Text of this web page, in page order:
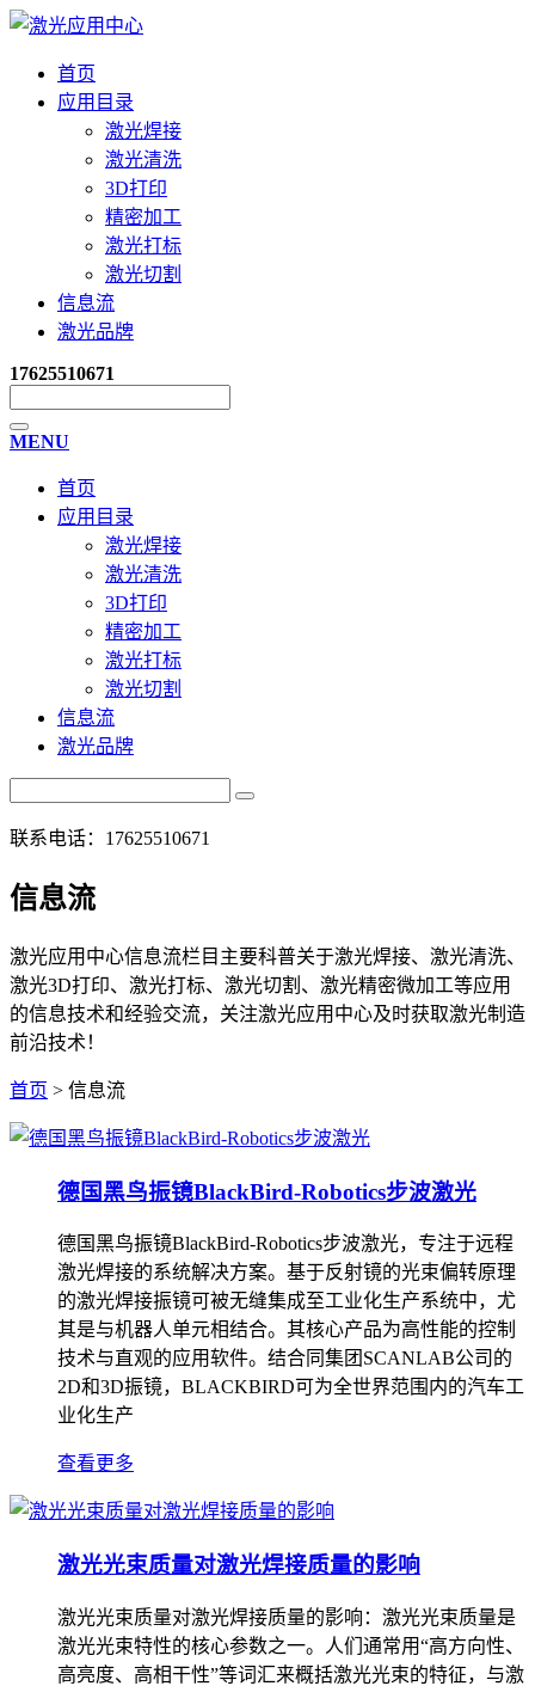
首页
应用目录
激光焊接
激光清洗
3D打印
精密加工
激光打标
激光切割
信息流
激光品牌
17625510671
MENU
首页
应用目录
激光焊接
激光清洗
3D打印
精密加工
激光打标
激光切割
信息流
激光品牌
联系电话：17625510671
信息流
激光应用中心信息流栏目主要科普关于激光焊接、激光清洗、
激光3D打印、激光打标、激光切割、激光精密微加工等应用
的信息技术和经验交流，关注激光应用中心及时获取激光制造
前沿技术！
首页 > 信息流
德国黑鸟振镜BlackBird-Robotics步波激光
德国黑鸟振镜BlackBird-Robotics步波激光，专注于远程
激光焊接的系统解决方案。基于反射镜的光束偏转原理
的激光焊接振镜可被无缝集成至工业化生产系统中，尤
其是与机器人单元相结合。其核心产品为高性能的控制
技术与直观的应用软件。结合同集团SCANLAB公司的
2D和3D振镜，BLACKBIRD可为全世界范围内的汽车工
业化生产
查看更多
激光光束质量对激光焊接质量的影响
激光光束质量对激光焊接质量的影响：激光光束质量是
激光光束特性的核心参数之一。人们通常用“高方向性、
高亮度、高相干性”等词汇来概括激光光束的特征，与激